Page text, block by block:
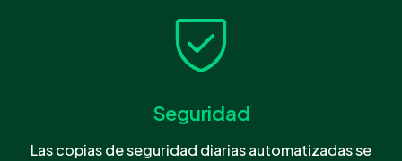
Seguridad
Las copias de seguridad diarias automatizadas se